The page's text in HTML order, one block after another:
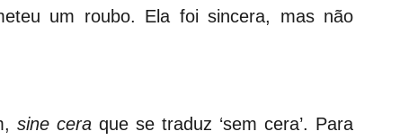
um roubo. Ela foi sincera, mas não
sine cera que se traduz ‘sem cera’. Para